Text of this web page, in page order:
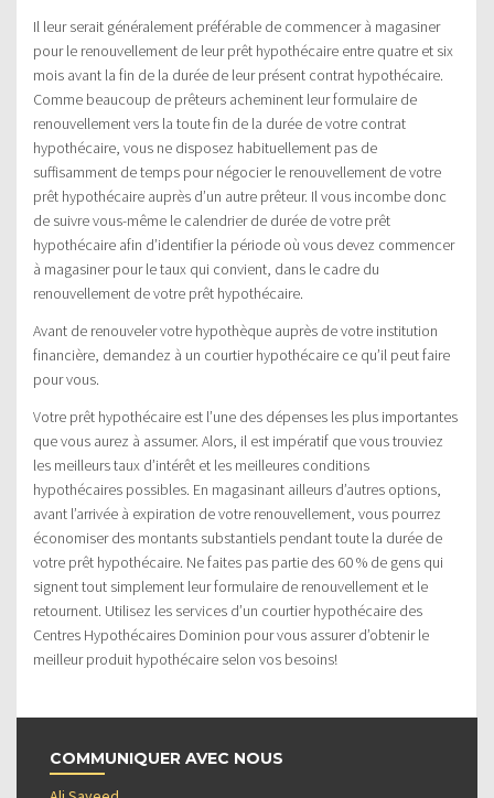
Il leur serait généralement préférable de commencer à magasiner
pour le renouvellement de leur prêt hypothécaire entre quatre et six
mois avant la fin de la durée de leur présent contrat hypothécaire.
Comme beaucoup de prêteurs acheminent leur formulaire de
renouvellement vers la toute fin de la durée de votre contrat
hypothécaire, vous ne disposez habituellement pas de
suffisamment de temps pour négocier le renouvellement de votre
prêt hypothécaire auprès d’un autre prêteur. Il vous incombe donc
de suivre vous-même le calendrier de durée de votre prêt
hypothécaire afin d’identifier la période où vous devez commencer
à magasiner pour le taux qui convient, dans le cadre du
renouvellement de votre prêt hypothécaire.
Avant de renouveler votre hypothèque auprès de votre institution
financière, demandez à un courtier hypothécaire ce qu’il peut faire
pour vous.
Votre prêt hypothécaire est l’une des dépenses les plus importantes
que vous aurez à assumer. Alors, il est impératif que vous trouviez
les meilleurs taux d’intérêt et les meilleures conditions
hypothécaires possibles. En magasinant ailleurs d’autres options,
avant l’arrivée à expiration de votre renouvellement, vous pourrez
économiser des montants substantiels pendant toute la durée de
votre prêt hypothécaire. Ne faites pas partie des 60 % de gens qui
signent tout simplement leur formulaire de renouvellement et le
retournent. Utilisez les services d’un courtier hypothécaire des
Centres Hypothécaires Dominion pour vous assurer d’obtenir le
meilleur produit hypothécaire selon vos besoins!
COMMUNIQUER AVEC NOUS